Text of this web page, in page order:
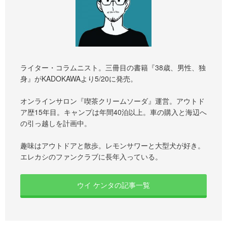
ライター・コラムニスト。三冊目の書籍『38歳、男性、独
身』がKADOKAWAより5/20に発売。
オンラインサロン『喫茶クリームソーダ』運営。アウトド
ア歴15年目。キャンプは年間40泊以上。車の購入と海辺へ
の引っ越しを計画中。
趣味はアウトドアと散歩。レモンサワーと大型犬が好き。
エレカシのファンクラブに長年入っている。
ウイ ケンタの記事一覧